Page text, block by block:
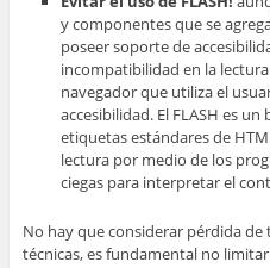
y componentes que se
poseer soporte de
incompatibilidad en la
navegador que utiliza el
accesibilidad. El FLASH es
etiquetas estándares de
lectura por medio de los
ciegas para interpretar el
No hay que considerar pérdida
técnicas, es fundamental no